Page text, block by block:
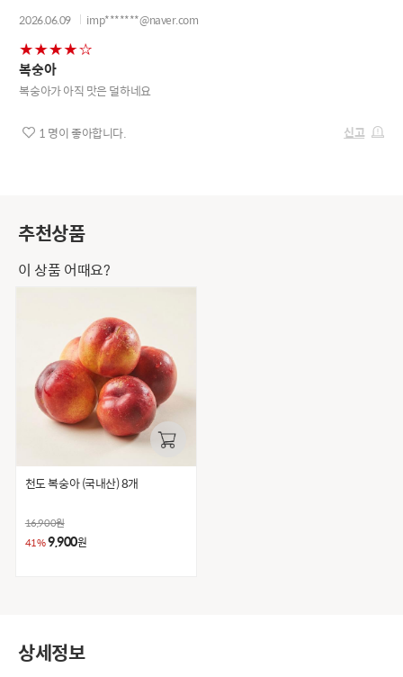
2026.06.09 imp*******@naver.com
복숭아
복숭아가 아직 맛은 덜하네요
1명이 좋아합니다. 신고
추천상품
이 상품 어때요?
천도 복숭아 (국내산) 8개
16,900원
41%9,900원
상세정보